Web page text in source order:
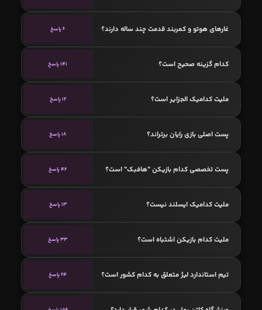
غارهای هوتو و کمربند قدمت چند ساله دارند؟ 6 پاسخ
کدام گزینه صحیح است؟ 141 پاسخ
ملیت کدامیک الجزایر است؟ 12 پاسخ
پست اصلی بازی رایان برتراند؟ 18 پاسخ
پست تخصصی کدام بازیکن "هافبک" است؟ 42 پاسخ
ملیت کدامیک ایسلند نیست؟ 13 پاسخ
ملیت کدام بازیکن اشتباه است؟ 33 پاسخ
تیم استاندارد لیژ متعلق به کدام کشور است؟ 64 پاسخ